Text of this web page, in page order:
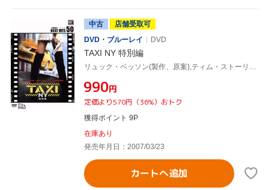
中古
店舗受取可
DVD・ブルーレイ
DVD
TAXI NY 特別編
¥990円
定価より570円（36%）おトク
獲得ポイント 9P
在庫あり
発売年月日：2007/03/23
カートへ追加